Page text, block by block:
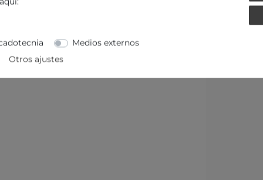
Medios externos
Otros ajustes